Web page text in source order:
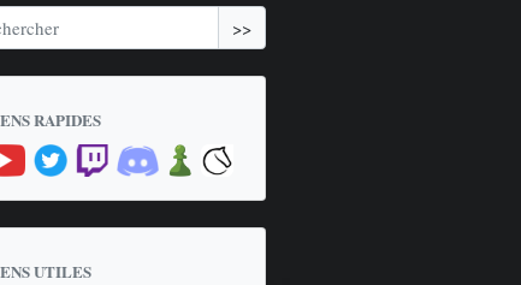
>>
RAPIDES
UTILES